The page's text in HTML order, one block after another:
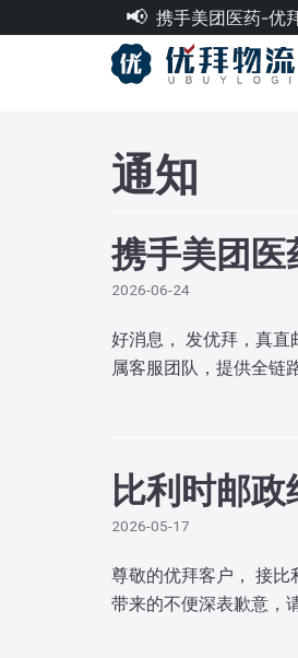
携手美团医药-优
通知
携手美团
2026-06-24
好消息， 发优拜，真
属客服团队，提供全链
比利时邮
2026-05-17
尊敬的优拜客户， 接
带来的不便深表歉意，